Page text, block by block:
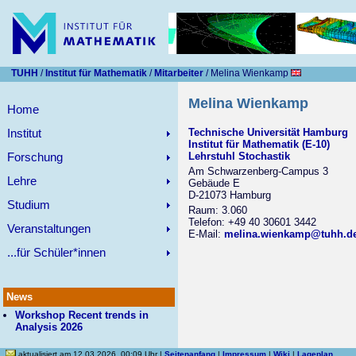
TUHH / Institut für Mathematik/ Mitarbeiter/ Melina Wienkamp
Home
Institut
Forschung
Lehre
Studium
Veranstaltungen
...für Schüler*innen
News
Workshop Recent trends in
Analysis 2026
Melina Wienkamp
Technische Universität Hamburg
Institut für Mathematik (E-10)
Lehrstuhl Stochastik
Am Schwarzenberg-Campus 3
Gebäude E
D-21073 Hamburg
Raum: 3.060
Telefon: +49 40 30601 3442
E-Mail:
aktualisiert am 12.03.2026, 00:09 Uhr |Seitenanfang |Impressum |Wiki |Lageplan